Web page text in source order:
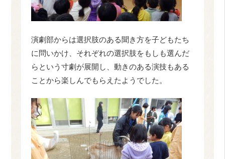
演劇部からは選択肢のある聞き方を子どもたち
に問いかけ、それぞれの選択肢をもしも選んだ
らという寸劇が展開し、動きのある演技もある
ことから楽しんでもらえたようでした。